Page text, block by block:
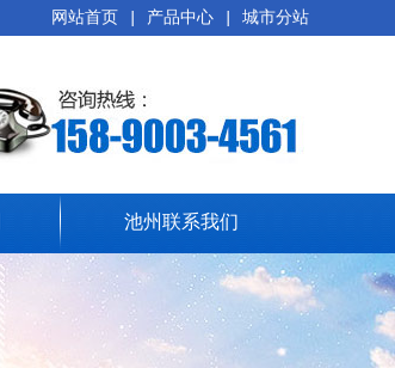
网站首页 产品中心 城市分站
池州联系我们